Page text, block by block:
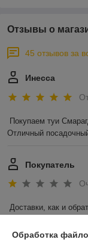
Отзывы о
45 отзывов за
Инесса
Покупаем туи
Отличный
Покупатель
Доставки, как и
Обработка